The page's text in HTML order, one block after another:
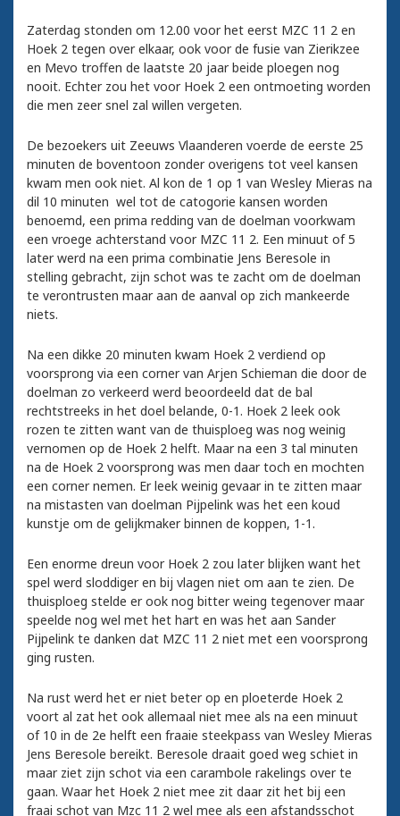
Zaterdag stonden om 12.00 voor het eerst MZC 11 2 en
Hoek 2 tegen over elkaar, ook voor de fusie van Zierikzee
en Mevo troffen de laatste 20 jaar beide ploegen nog
nooit. Echter zou het voor Hoek 2 een ontmoeting worden
die men zeer snel zal willen vergeten.
De bezoekers uit Zeeuws Vlaanderen voerde de eerste 25
minuten de boventoon zonder overigens tot veel kansen
kwam men ook niet. Al kon de 1 op 1 van Wesley Mieras na
dil 10 minuten wel tot de catogorie kansen worden
benoemd, een prima redding van de doelman voorkwam
een vroege achterstand voor MZC 11 2. Een minuut of 5
later werd na een prima combinatie Jens Beresole in
stelling gebracht, zijn schot was te zacht om de doelman
te verontrusten maar aan de aanval op zich mankeerde
niets.
Na een dikke 20 minuten kwam Hoek 2 verdiend op
voorsprong via een corner van Arjen Schieman die door de
doelman zo verkeerd werd beoordeeld dat de bal
rechtstreeks in het doel belande, 0-1. Hoek 2 leek ook
rozen te zitten want van de thuisploeg was nog weinig
vernomen op de Hoek 2 helft. Maar na een 3 tal minuten
na de Hoek 2 voorsprong was men daar toch en mochten
een corner nemen. Er leek weinig gevaar in te zitten maar
na mistasten van doelman Pijpelink was het een koud
kunstje om de gelijkmaker binnen de koppen, 1-1.
Een enorme dreun voor Hoek 2 zou later blijken want het
spel werd sloddiger en bij vlagen niet om aan te zien. De
thuisploeg stelde er ook nog bitter weing tegenover maar
speelde nog wel met het hart en was het aan Sander
Pijpelink te danken dat MZC 11 2 niet met een voorsprong
ging rusten.
Na rust werd het er niet beter op en ploeterde Hoek 2
voort al zat het ook allemaal niet mee als na een minuut
of 10 in de 2e helft een fraaie steekpass van Wesley Mieras
Jens Beresole bereikt. Beresole draait goed weg schiet in
maar ziet zijn schot via een carambole rakelings over te
gaan. Waar het Hoek 2 niet mee zit daar zit het bij een
fraai schot van Mzc 11 2 wel mee als een afstandsschot